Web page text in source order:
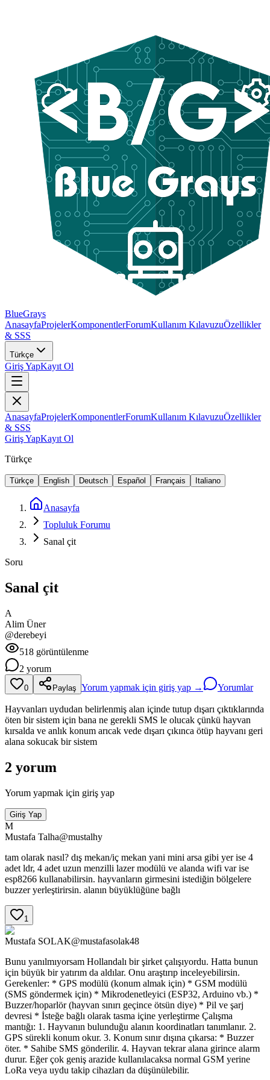
BlueGrays
AnasayfaProjelerKomponentlerForumKullanım KılavuzuÖzellikler
& SSS
Türkçe
Giriş YapKayıt Ol
AnasayfaProjelerKomponentlerForumKullanım KılavuzuÖzellikler
& SSS
Giriş YapKayıt Ol
Türkçe
Türkçe English Deutsch Español Français Italiano
Anasayfa
Topluluk Forumu
Sanal çit
Soru
Sanal çit
A
Alim Üner
@derebeyi
518 görüntülenme
2 yorum
0 Paylaş Yorum yapmak için giriş yap → Yorumlar
Hayvanları uydudan belirlenmiş alan içinde tutup dışarı çıktıklarında
öten bir sistem için bana ne gerekli SMS le olucak çünkü hayvan
kırsalda ve anlık konum arıcak vede dışarı çıkınca ötüp hayvanı geri
alana sokucak bir sistem
2 yorum
Yorum yapmak için giriş yap
Giriş Yap
M
Mustafa Talha@mustalhy
tam olarak nasıl? dış mekan/iç mekan yani mini arsa gibi yer ise 4
adet ldr, 4 adet uzun menzilli lazer modülü ve alanda wifi var ise
esp8266 kullanabilirsin. hayvanların girmesini istediğin bölgelere
buzzer yerleştirirsin. alanın büyüklüğüne bağlı
1
Mustafa SOLAK@mustafasolak48
Bunu yanılmıyorsam Hollandalı bir şirket çalışıyordu. Hatta bunun
için büyük bir yatırım da aldılar. Onu araştırıp inceleyebilirsin.
Gerekenler: * GPS modülü (konum almak için) * GSM modülü
(SMS göndermek için) * Mikrodenetleyici (ESP32, Arduino vb.) *
Buzzer/hoparlör (hayvan sınırı geçince ötsün diye) * Pil ve şarj
devresi * İsteğe bağlı olarak tasma içine yerleştirme Çalışma
mantığı: 1. Hayvanın bulunduğu alanın koordinatları tanımlanır. 2.
GPS sürekli konum okur. 3. Konum sınır dışına çıkarsa: * Buzzer
öter. * Sahibe SMS gönderilir. 4. Hayvan tekrar alana girince alarm
durur. Eğer çok geniş arazide kullanılacaksa normal GSM yerine
LoRa veya uydu takip cihazları da düşünülebilir.